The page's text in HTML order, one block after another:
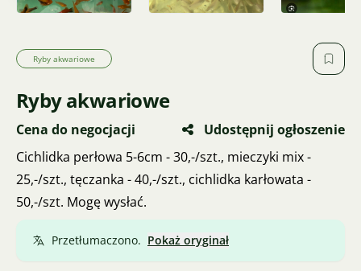
Ryby akwariowe
Ryby akwariowe
Cena do negocjacji
Udostępnij ogłoszenie
Cichlidka perłowa 5-6cm - 30,-/szt., mieczyki mix -
25,-/szt., tęczanka - 40,-/szt., cichlidka karłowata -
50,-/szt. Mogę wysłać.
Przetłumaczono. Pokaż oryginał